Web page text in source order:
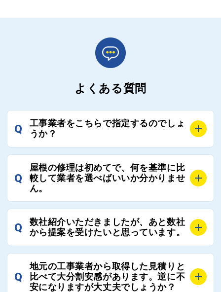
よくある質問
Q
工事業者をこちらで指定するのでしょ
うか？
お客様のご要望をお聞きし、条件に合った工事業者を
最大3社まで選定し、ご紹介いたします。
そのため、お客様に比較する業者を選定いただく必要
Q
屋根の修理は初めてで、何を基準に比
較して業者を選べばいいか分かりませ
ん。
選定基準はお客様によって異なりますが、価格はもち
ろんのこと、実績面や保証面、担当者の人柄や社歴、
し、総合的に判断ください。
また、選定に迷った際などは屋根コネクト事務局へご
連絡いただければ、お客様の屋根修理を全面的にフォ
ローさせていただきます。お気軽にご相談ください。
Q
数社紹介いただきましたが、あと数社
から提案を受けたいと思っています。
全国300社以上の登録業者がございますので、プラス
でご紹介の要望をいただければ、即時屋根コネクトに
て対応させていただきます。お気軽にお申し付けくだ
Q
地元の工事業者から取得した見積りと
比べて大分割安感があります。逆に不
安になりますが大丈夫でしょうか？